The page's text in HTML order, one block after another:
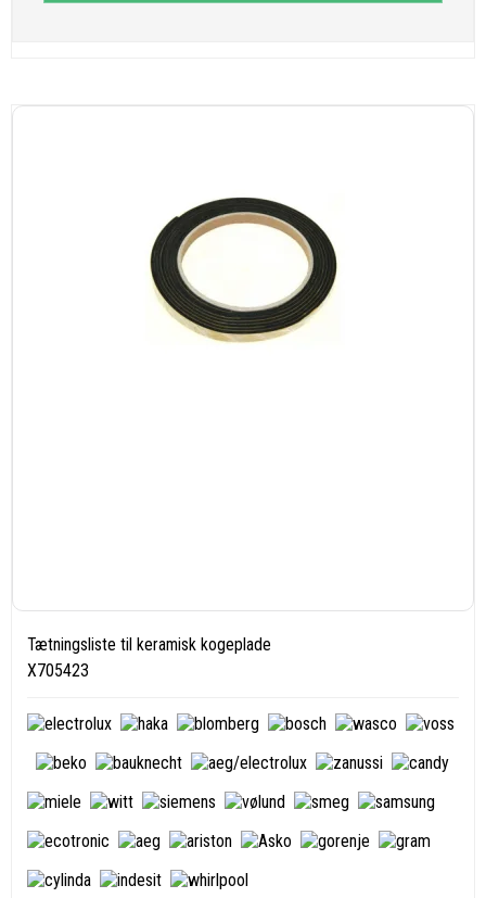
Tætningsliste til keramisk kogeplade
X705423